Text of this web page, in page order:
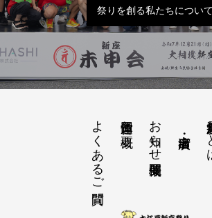
祭りを創る私たちについて
大江
お知らせ開催概要
運営団体と概要
よくあるご質問